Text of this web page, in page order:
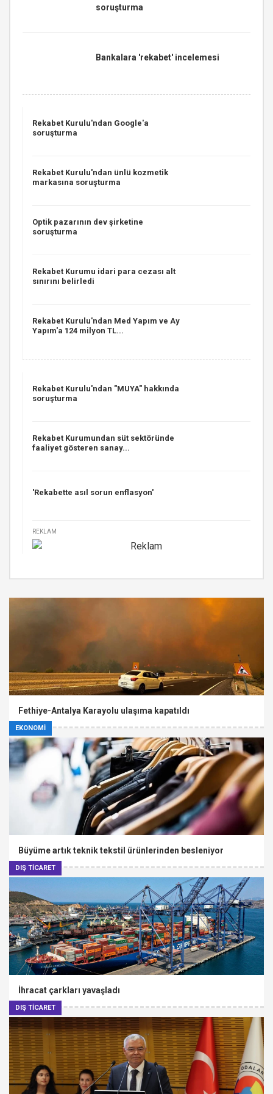
soruşturma
Bankalara 'rekabet' incelemesi
Rekabet Kurulu'ndan Google'a
soruşturma
Rekabet Kurulu'ndan ünlü kozmetik
markasına soruşturma
Optik pazarının dev şirketine
soruşturma
Rekabet Kurumu idari para cezası alt
sınırını belirledi
Rekabet Kurulu'ndan Med Yapım ve Ay
Yapım'a 124 milyon TL...
Rekabet Kurulu'ndan "MUYA" hakkında
soruşturma
Rekabet Kurumundan süt sektöründe
faaliyet gösteren sanay...
'Rekabette asıl sorun enflasyon'
REKLAM
EKONOMİ
Fethiye-Antalya Karayolu ulaşıma kapatıldı
DIŞ TİCARET
Büyüme artık teknik tekstil ürünlerinden besleniyor
DIŞ TİCARET
İhracat çarkları yavaşladı